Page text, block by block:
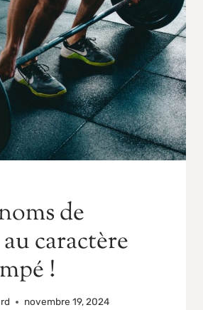
de
caractère
!
novembre 19, 2024